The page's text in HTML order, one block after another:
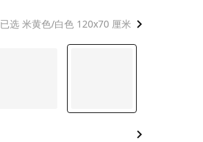
已选 米黄色/白色 120x70 厘米